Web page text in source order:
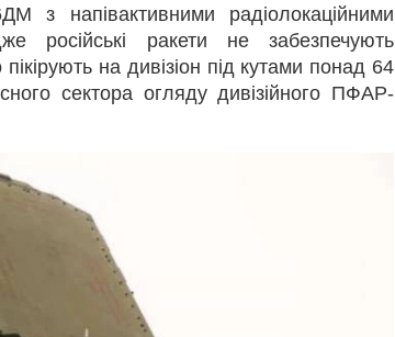
з напівактивними радіолокаційними
російські ракети не забезпечують
на дивізіон під кутами понад 64
сектора огляду дивізійного ПФАР-